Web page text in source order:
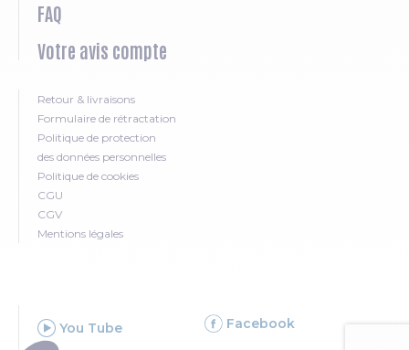
FAQ
Votre avis compte
Retour & livraisons
Formulaire de rétractation
Politique de protection
des données personnelles
Politique de cookies
CGU
CGV
Mentions légales
SUIVEZ-NOUS SUR LES RESEAUX SOCIAUX
Facebook
You Tube